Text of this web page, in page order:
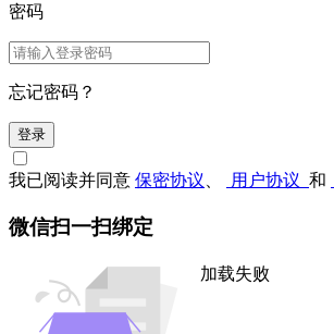
密码
忘记密码？
登录
我已阅读并同意 保密协议 用户协议 和
微信扫一扫绑定
加载失败